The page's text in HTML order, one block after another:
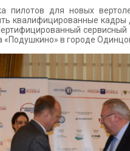
пилотов для новых
квалифицированные кадры
сервисный
«Подушкино» в городе